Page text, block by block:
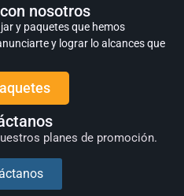
nosotros
y paquetes que hemos
y lograr lo alcances que
planes de promoción.